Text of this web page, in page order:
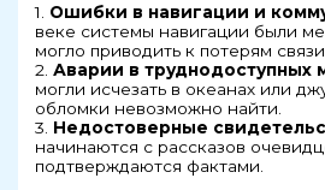
1. Ошибки в навигации и
веке системы навигации были
могло приводить к потерям связи.
2.Аварии в труднодоступных
могли исчезать в океанах или
обломки невозможно найти.
3. Недостоверные
начинаются с рассказов
подтверждаются фактами.